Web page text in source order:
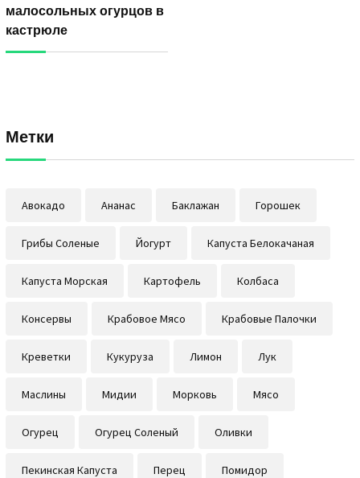
малосольных огурцов в
кастрюле
Метки
Авокадо Ананас Баклажан Горошек
Грибы Соленые Йогурт Капуста Белокачаная
Капуста Морская Картофель Колбаса
Консервы Крабовое Мясо Крабовые Палочки
Креветки Кукуруза Лимон Лук
Маслины Мидии Морковь Мясо
Огурец Огурец Соленый Оливки
Пекинская Капуста Перец Помидор